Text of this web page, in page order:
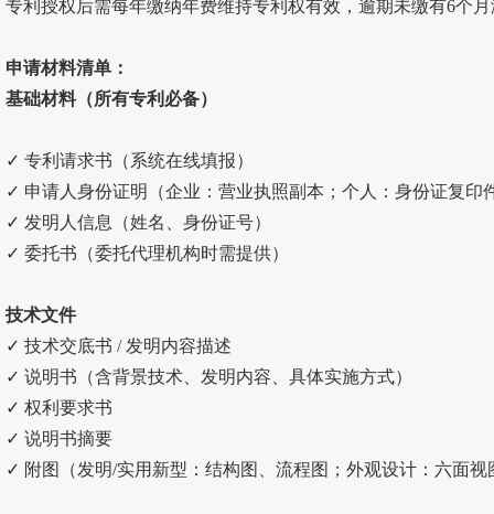
专利授权后需每年缴纳年费维持专利权有效，逾期未缴有6个
申请材料清单：
基础材料（所有专利必备）
✓ 专利请求书（系统在线填报）
✓ 申请人身份证明（企业：营业执照副本；个人：身份证复印
✓ 发明人信息（姓名、身份证号）
✓ 委托书（委托代理机构时需提供）
技术文件
✓ 技术交底书 / 发明内容描述
✓ 说明书（含背景技术、发明内容、具体实施方式）
✓ 权利要求书
✓ 说明书摘要
✓ 附图（发明/实用新型：结构图、流程图；外观设计：六面视